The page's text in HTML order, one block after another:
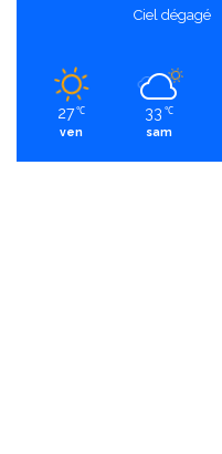
Ciel dégagé
27 ℃
ven
33 ℃
sam